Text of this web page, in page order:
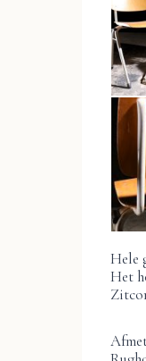
Hele
Het